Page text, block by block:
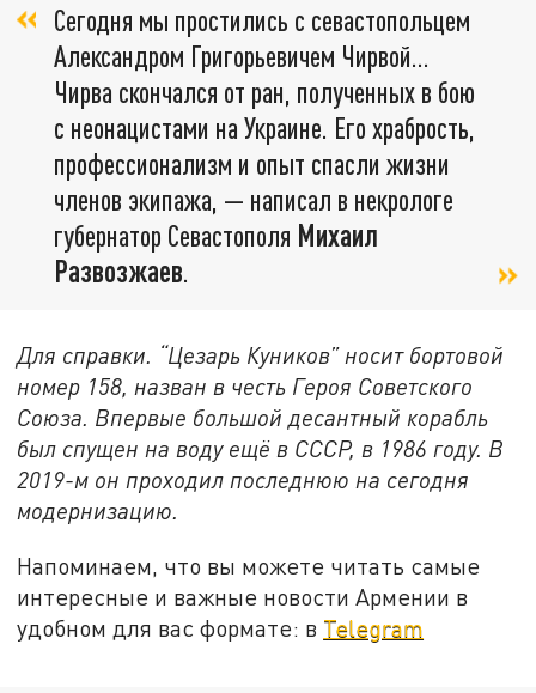
Сегодня мы простились с севастопольцем
Александром Григорьевичем Чирвой...
Чирва скончался от ран, полученных в бою
с неонацистами на Украине. Его храбрость,
профессионализм и опыт спасли жизни
членов экипажа, — написал в некрологе
губернатор Севастополя Михаил
Развозжаев.
Для справки. “Цезарь Куников” носит бортовой
номер 158, назван в честь Героя Советского
Союза. Впервые большой десантный корабль
был спущен на воду ещё в СССР, в 1986 году. В
2019-м он проходил последнюю на сегодня
модернизацию.
Напоминаем, что вы можете читать самые
интересные и важные новости Армении в
удобном для вас формате: в Telegram